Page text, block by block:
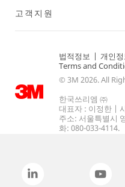
고객지원
법적정보 | 개인
Terms and
© 3M 2026. All
한국쓰리엠 ㈜
대표자 : 이정한 |
주소: 서울특별시
화: 080-033-4114.